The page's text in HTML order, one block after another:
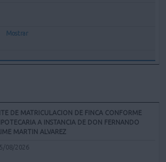
Mostrar
DE MATRICULACION DE FINCA CONFORME
A INSTANCIA DE DON FERNANDO
MARTIN ALVAREZ
08/2026